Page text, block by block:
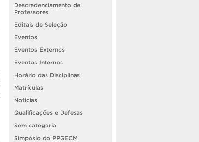
Descredenciamento de
Professores
Editais de Seleção
Eventos
Eventos Externos
Eventos Internos
Horário das Disciplinas
Matrículas
Notícias
Qualificações e Defesas
Sem categoria
Simpósio do PPGECM